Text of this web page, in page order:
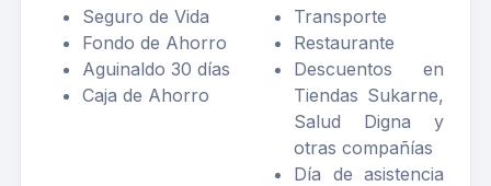
Seguro de Vida
Fondo de Ahorro
Aguinaldo 30 días
Caja de Ahorro
Transporte
Restaurante
Descuentos en
Tiendas Sukarne,
Salud Digna y
otras compañías
Día de asistencia